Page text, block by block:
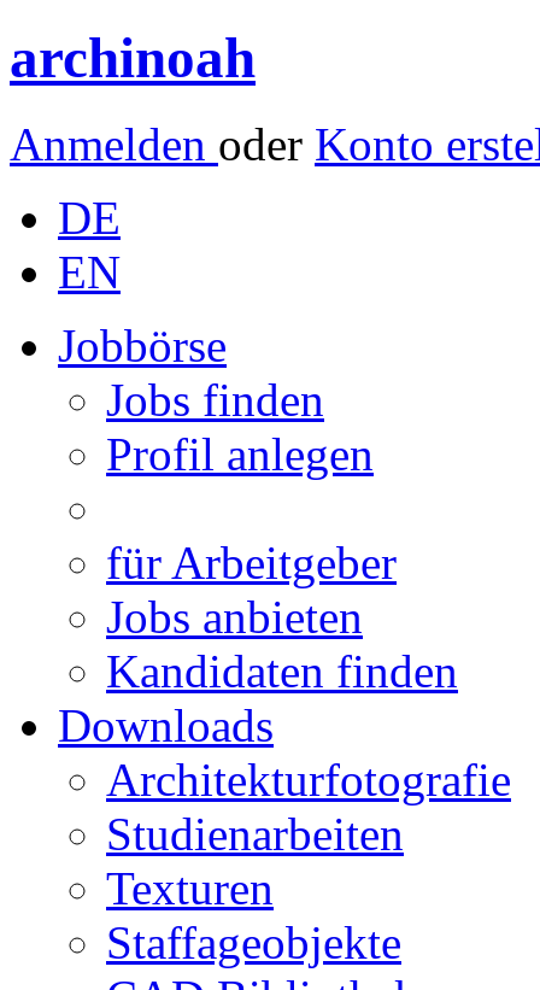
archinoah
Anmelden oder Konto
DE
EN
Jobbörse
Jobs finden
Profil anlegen
für Arbeitgeber
Jobs anbieten
Kandidaten finden
Downloads
Architekturfotografie
Studienarbeiten
Texturen
Staffageobjekte